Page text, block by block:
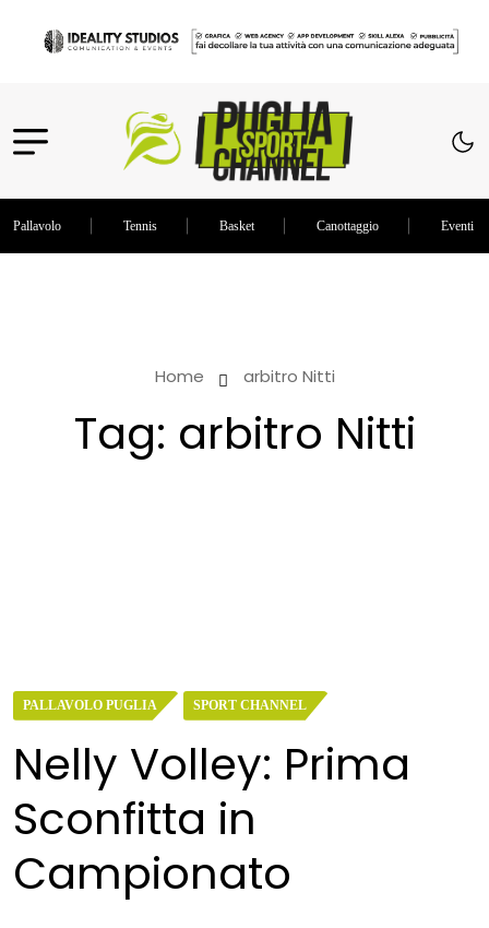
Pallavolo Tennis Basket Canottaggio Eventi in
Home arbitro Nitti
Tag: arbitro Nitti
PALLAVOLO PUGLIA SPORT CHANNEL
Nelly Volley: Prima
Sconfitta in
Campionato